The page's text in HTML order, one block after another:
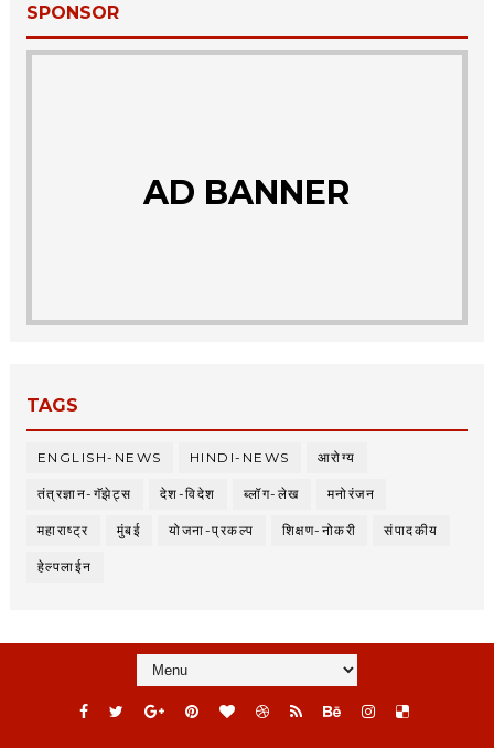
SPONSOR
AD BANNER
TAGS
ENGLISH-NEWS HINDI-NEWS आरोग्य
तंत्रज्ञान-गॅझेट्स देश-विदेश ब्लॉग-लेख मनोरंजन
महाराष्ट्र मुंबई योजना-प्रकल्प शिक्षण-नोकरी संपादकीय
हेल्पलाईन